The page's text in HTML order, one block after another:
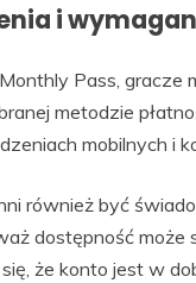
i
Pass, gracze
metodzie
mobilnych i
również być
dostępność może
że konto jest w